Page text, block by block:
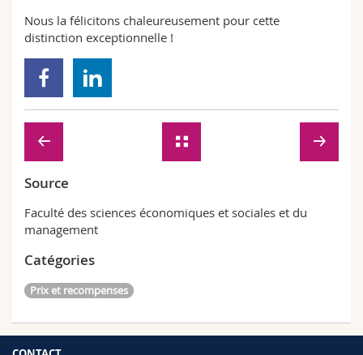
Nous la félicitons chaleureusement pour cette
distinction exceptionnelle !
Source
Faculté des sciences économiques et sociales et du
management
Catégories
Prix et recompenses